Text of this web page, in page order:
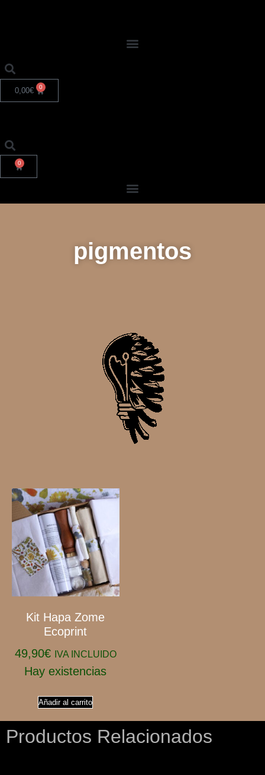
0,00€ 0
0
pigmentos
Kit Hapa Zome
Ecoprint
49,90€ IVA INCLUIDO
Hay existencias
Añadir al carrito
Productos Relacionados